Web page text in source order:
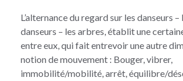
L’alternance du regard sur les danseurs
danseurs – les arbres, établit une
entre eux, qui fait entrevoir une autre
notion de mouvement : Bouger, vibrer,
immobilité/mobilité, arrêt, équilibre/